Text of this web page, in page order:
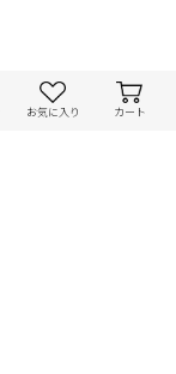
お気に入り カート